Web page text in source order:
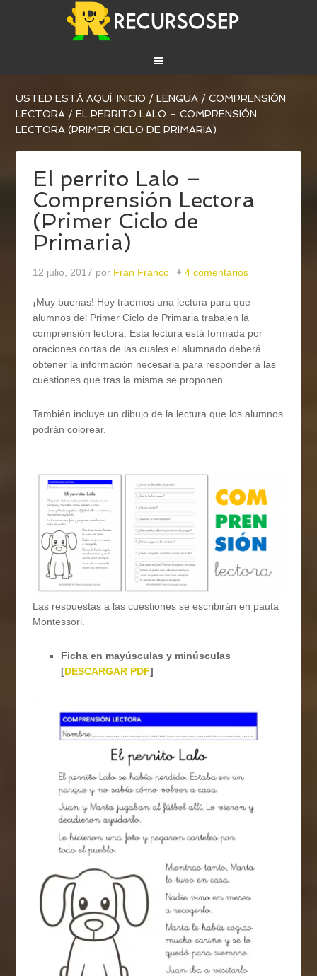
USTED ESTÁ AQUÍ:INICIO / LENGUA / COMPRENSIÓN
LECTORA / EL PERRITO LALO – COMPRENSIÓN
LECTORA (PRIMER CICLO DE PRIMARIA)
El perrito Lalo –
Comprensión Lectora
(Primer Ciclo de
Primaria)
12 julio, 2017 por Fran Franco 4 comentarios
¡Muy buenas! Hoy traemos una lectura para que
alumnos del Primer Ciclo de Primaria trabajen la
comprensión lectora. Esta lectura está formada por
oraciones cortas de las cuales el alumnado deberá
obtener la información necesaria para responder a las
cuestiones que tras la misma se proponen.
También incluye un dibujo de la lectura que los alumnos
podrán colorear.
Las respuestas a las cuestiones se escribirán en pauta
Montessori.
Ficha en mayúsculas y minúsculas
[DESCARGAR PDF]